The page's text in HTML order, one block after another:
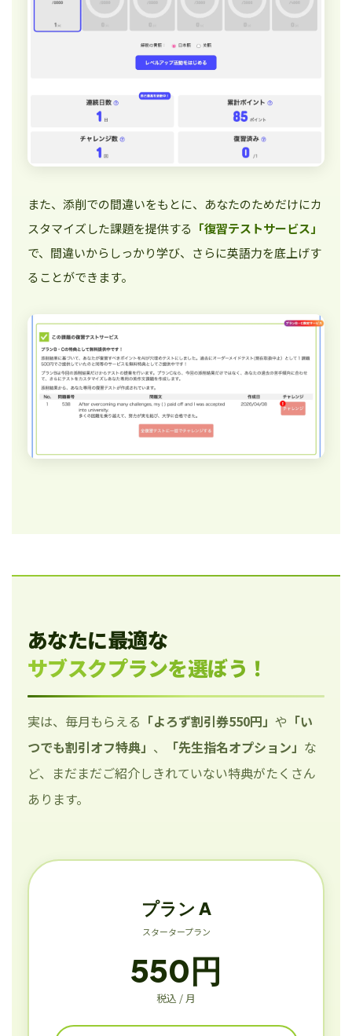
また、添削での間違いをもとに、あなたのためだけにカ
スタマイズした課題を提供する 「復習テストサービス」
で、間違いからしっかり学び、さらに英語力を底上げす
ることができます。
あなたに最適な
サブスクプランを選ぼう！
実は、毎月もらえる 「よろず割引券550円」 や 「い
つでも割引オフ特典」 、 「先生指名オプション」 な
ど、まだまだご紹介しきれていない特典がたくさん
あります。
プラン A
スタータープラン
550円
税込 / 月